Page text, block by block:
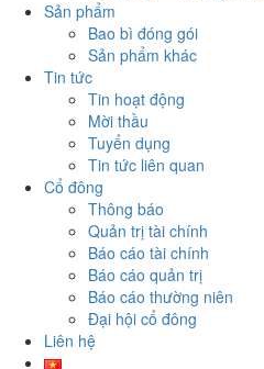
Sản phẩm
Bao bì đóng gói
Sản phẩm khác
Tin tức
Tin hoạt động
Mời thầu
Tuyển dụng
Tin tức liên quan
Cổ đông
Thông báo
Quản trị tài chính
Báo cáo tài chính
Báo cáo quản trị
Báo cáo thường niên
Đại hội cổ đông
Liên hệ